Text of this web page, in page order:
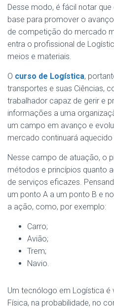
Desse modo, é fácil notar
base para promover o
de competição do mercado
entra o profissional de
meios e materiais.
O curso de Logística,
transportes e suas Ciências,
trabalhador capaz de gerir e
informações a uma
um campo em avanço e
mercado continuará
Nesse campo de atuação, o
métodos e princípios quanto
de serviços eficazes.
um ponto A a um ponto B e
a ação, como, por exemplo:
Carro;
Avião;
Trem;
Navio.
Um tecnólogo em Logística é
Física, na probabilidade, no